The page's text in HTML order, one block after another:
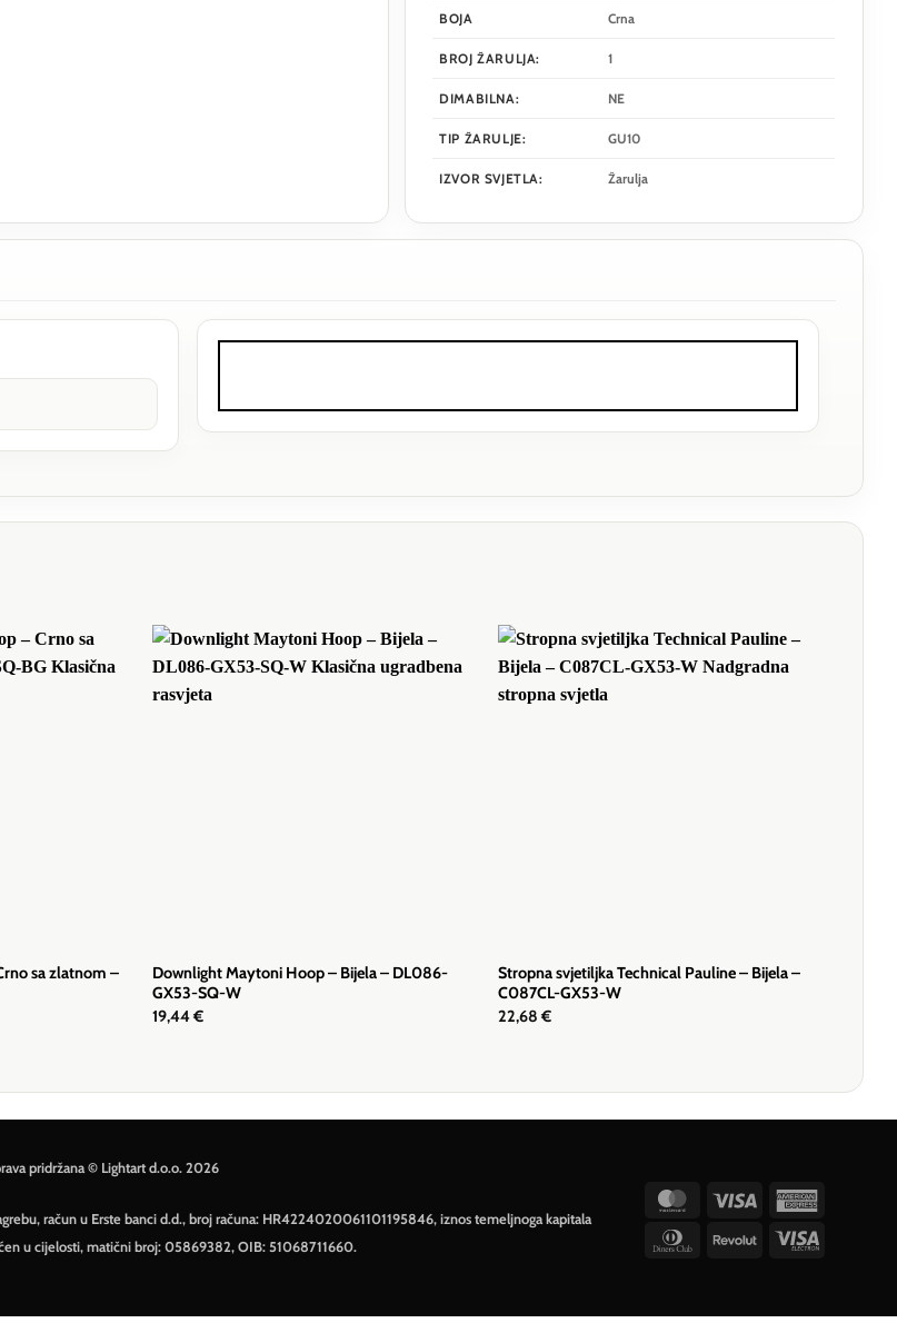
BOJA Crna
BROJ ŽARULJA: 1
DIMABILNA: NE
TIP ŽARULJE: GU10
IZVOR SVJETLA: Žarulja
sa zlatnom –
Downlight Maytoni Hoop – Bijela – DL086-
GX53-SQ-W
19,44€
Stropna svjetiljka Technical Pauline – Bijela –
C087CL-GX53-W
22,68 €
pridržana © Lightart d.o.o. 2026
račun u Erste banci d.d., broj računa: HR4224020061101195846, iznos temeljnoga kapitala
u cijelosti, matični broj: 05869382, OIB: 51068711660.
MasterCard
Visa
DinnersRevolutVisa